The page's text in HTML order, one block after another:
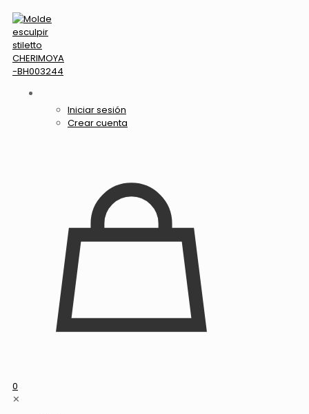
Iniciar sesión
Crear cuenta
0
✕